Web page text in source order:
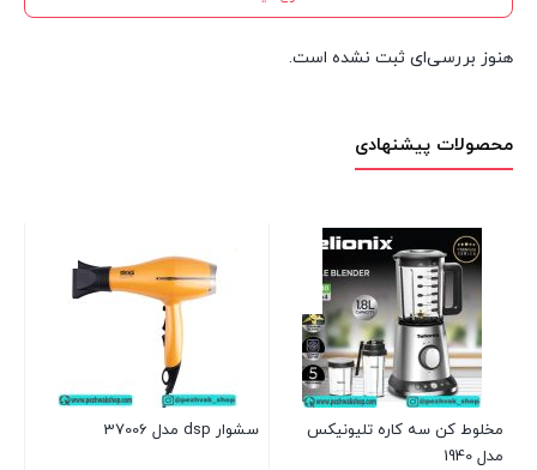
هنوز بررسی‌ای ثبت نشده است.
محصولات پیشنهادی
مخلوط‌ کن سه کاره تلیونیکس
مدل 1940
سشوار dsp مدل 37006